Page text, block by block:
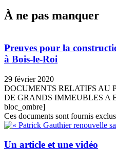
À ne pas manquer
Preuves pour la
à Bois-le-Roi
29 février 2020
DOCUMENTS RELATIFS AU
DE GRANDS IMMEUBLES A
bloc_ombre]
Ces documents sont fournis
Un article et une vidéo